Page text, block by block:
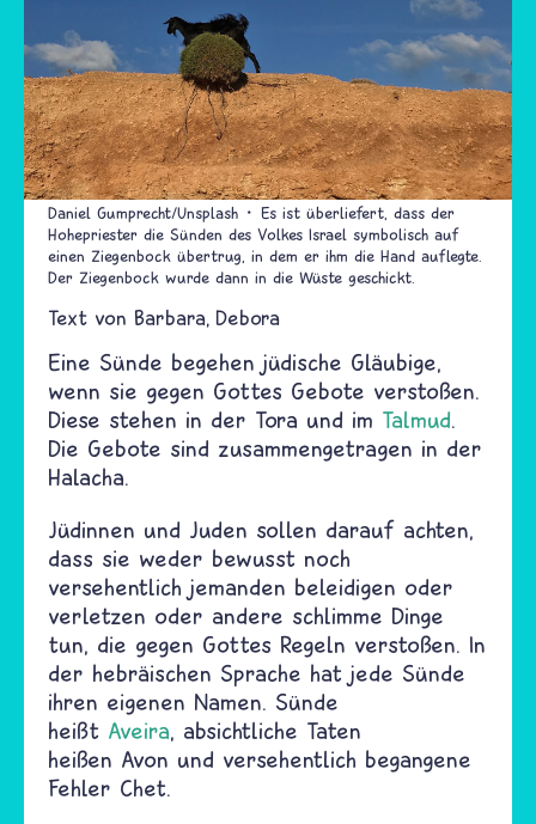
Daniel Gumprecht/Unsplash
Es ist überliefert, dass der
Hohepriester die Sünden des Volkes Israel symbolisch auf
einen Ziegenbock übertrug, in dem er ihm die Hand auflegte.
Der Ziegenbock wurde dann in die Wüste geschickt.
Text von Barbara Debora
Eine Sünde begehen jüdische Gläubige,
wenn sie gegen Gottes Gebote verstoßen.
Diese stehen in der Tora und im Talmud.
Die Gebote sind zusammengetragen in der
Halacha.
Jüdinnen und Juden sollen darauf achten,
dass sie weder bewusst noch
versehentlich jemanden beleidigen oder
verletzen oder andere schlimme Dinge
tun, die gegen Gottes Regeln verstoßen. In
der hebräischen Sprache hat jede Sünde
ihren eigenen Namen. Sünde
heißt Aveira, absichtliche Taten
heißen Avon und versehentlich begangene
Fehler Chet.